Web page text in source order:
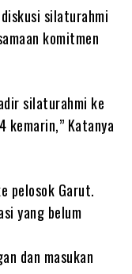
diskusi silaturahmi
komitmen
silaturahmi ke
kemarin,” Katanya
pelosok Garut.
yang belum
dan masukan